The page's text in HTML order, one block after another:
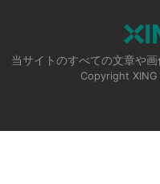
当サイトのすべての文章や
Copyright XING